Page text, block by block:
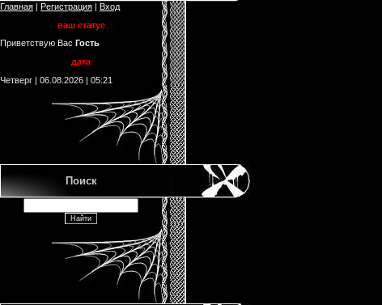
Главная | Регистрация | Вход
ваш статус
Приветствую Вас Гость
дата
Четверг | 06.08.2026 | 05:21
Поиск